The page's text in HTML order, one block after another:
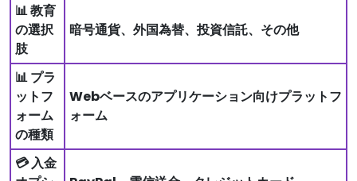
📊 教育
の選択
肢
暗号通貨、外国為替、投資信託、その他
📊 プラ
ットフ
ォーム
の種類
Webベースのアプリケーション向けプラットフ
ォーム
💳 入金